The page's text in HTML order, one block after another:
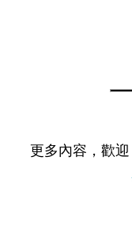
更多內容，歡迎